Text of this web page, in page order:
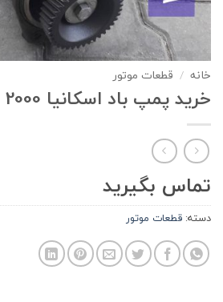
خانه / قطعات موتور
خرید پمپ باد اسکانیا 2000
تماس بگیرید
دسته: قطعات موتور